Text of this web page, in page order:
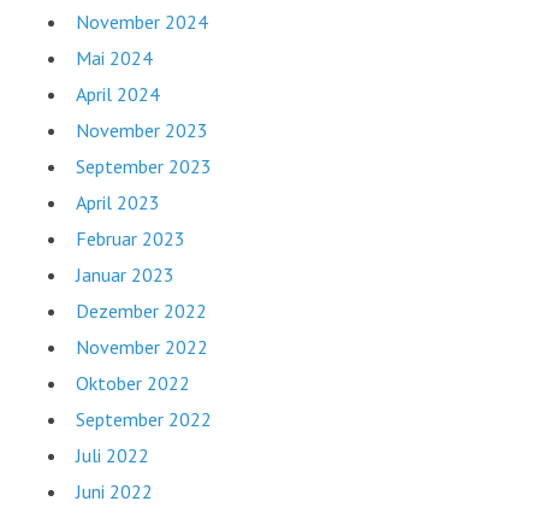
November 2024
Mai 2024
April 2024
November 2023
September 2023
April 2023
Februar 2023
Januar 2023
Dezember 2022
November 2022
Oktober 2022
September 2022
Juli 2022
Juni 2022